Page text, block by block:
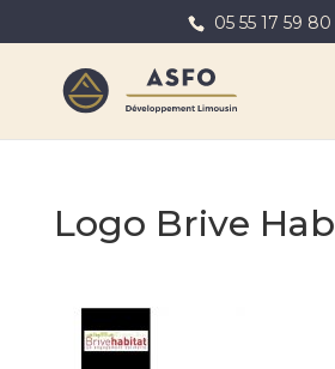
05 55 17 59 80
Logo Brive Hab